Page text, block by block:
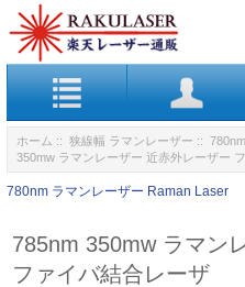
ホーム :: 狭線幅 ラマンレーザー ::
350mw ラマンレーザー 近赤外レーザー
780nm ラマンレーザー Raman Laser
785nm 350mw ラマン
ファイバ結合レーザ